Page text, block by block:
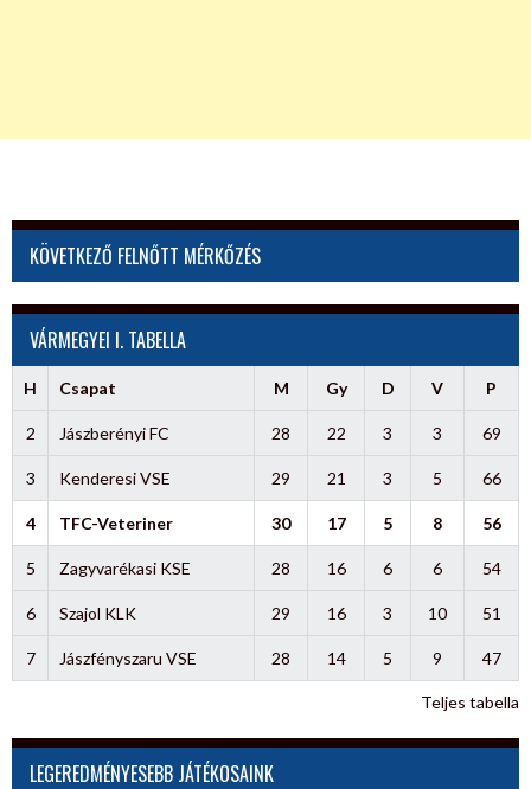
KÖVETKEZŐ FELNŐTT MÉRKŐZÉS
VÁRMEGYEI I. TABELLA
H Csapat M Gy D V P
2 Jászberényi FC 28 22 3 3 69
3 Kenderesi VSE 29 21 3 5 66
4 TFC-Veteriner 30 17 5 8 56
5 Zagyvarékasi KSE 28 16 6 6 54
6 Szajol KLK 29 16 3 10 51
7 Jászfényszaru VSE 28 14 5 9 47
Teljes tabella
LEGEREDMÉNYESEBB JÁTÉKOSAINK